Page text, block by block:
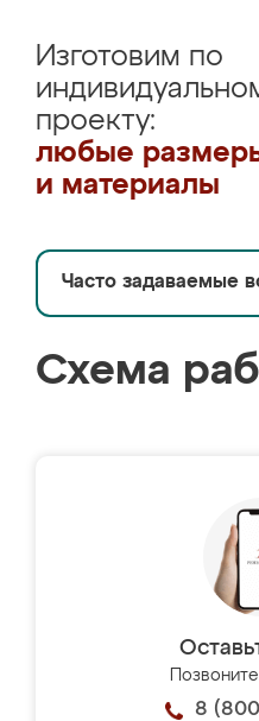
Изготовим по
проекту:
любые
и материалы
Часто задаваемые
Схема
8